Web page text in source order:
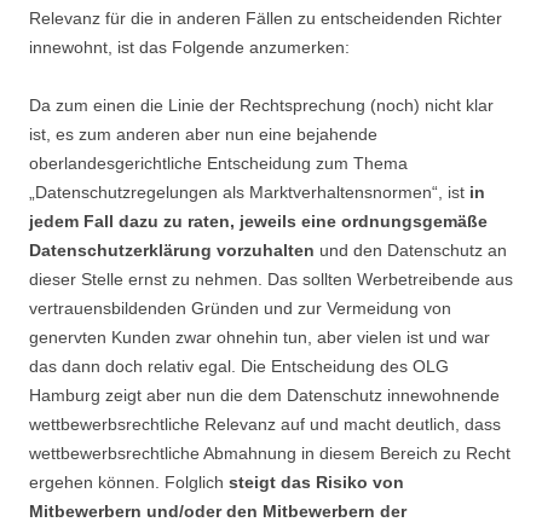
Relevanz für die in anderen Fällen zu entscheidenden Richter
innewohnt, ist das Folgende anzumerken:
Da zum einen die Linie der Rechtsprechung (noch) nicht klar
ist, es zum anderen aber nun eine bejahende
oberlandesgerichtliche Entscheidung zum Thema
„Datenschutzregelungen als Marktverhaltensnormen“, ist in
jedem Fall dazu zu raten, jeweils eine ordnungsgemäße
Datenschutzerklärung vorzuhalten und den Datenschutz an
dieser Stelle ernst zu nehmen. Das sollten Werbetreibende aus
vertrauensbildenden Gründen und zur Vermeidung von
genervten Kunden zwar ohnehin tun, aber vielen ist und war
das dann doch relativ egal. Die Entscheidung des OLG
Hamburg zeigt aber nun die dem Datenschutz innewohnende
wettbewerbsrechtliche Relevanz auf und macht deutlich, dass
wettbewerbsrechtliche Abmahnung in diesem Bereich zu Recht
ergehen können. Folglich steigt das Risiko von
Mitbewerbern und/oder den Mitbewerbern der